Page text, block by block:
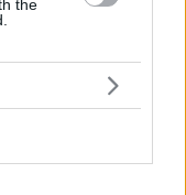
the
του
Έχει βεβαίως
έννοιες
αυτή όσο
είναι.